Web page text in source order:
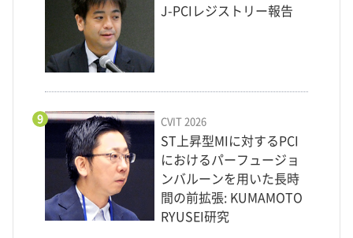
J-PCIレジストリー報告
9 CVIT 2026
ST上昇型MIに対するPCI
におけるパーフュージョ
ンバルーンを用いた長時
間の前拡張: KUMAMOTO
RYUSEI研究